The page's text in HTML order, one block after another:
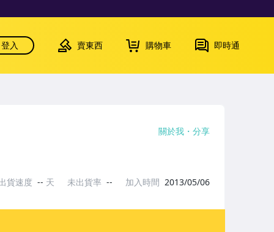
登入 賣東西 購物車 即時通
關於我 分享
貨速度 -- 天 未出貨率 -- 加入時間 2013/05/06